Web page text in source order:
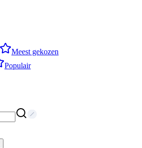
Meest gekozen
Populair